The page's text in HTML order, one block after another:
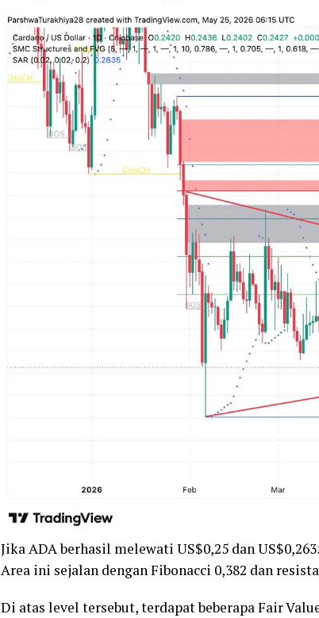
Jika ADA berhasil melewati US$0,25 dan
Area ini sejalan dengan Fibonacci 0,382 dan
Di atas level tersebut, terdapat beberapa Fair